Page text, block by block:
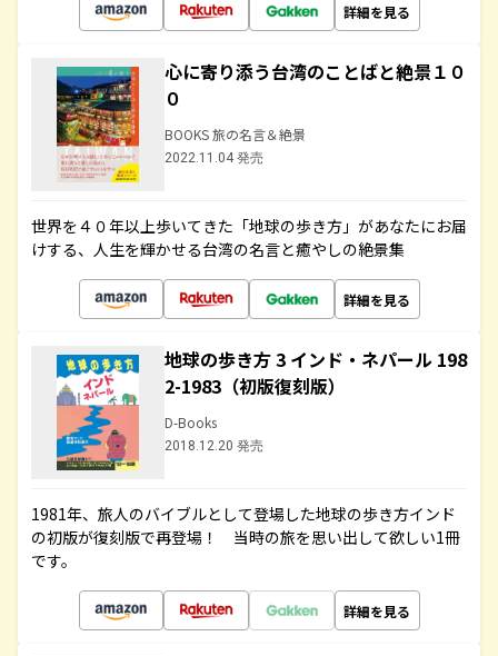
詳細を見る
心に寄り添う台湾のことばと絶景１０
０
BOOKS 旅の名言＆絶景
2022.11.04 発売
世界を４０年以上歩いてきた「地球の歩き方」があなたにお届
けする、人生を輝かせる台湾の名言と癒やしの絶景集
詳細を見る
地球の歩き方 3 インド・ネパール 198
2-1983（初版復刻版）
D-Books
2018.12.20 発売
1981年、旅人のバイブルとして登場した地球の歩き方インド
の初版が復刻版で再登場！ 当時の旅を思い出して欲しい1冊
です。
詳細を見る